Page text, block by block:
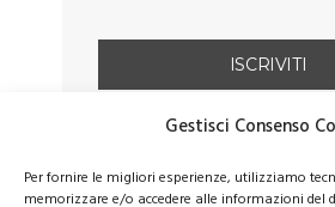
Gestisci Consenso
Per fornire le migliori esperienze, utilizziamo
memorizzare e/o accedere alle informazioni del